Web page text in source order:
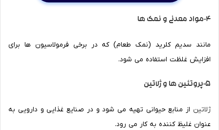
4-مواد معدنی و نمک ها
مانند سدیم کلرید (نمک طعام) که در برخی فرمولاسیون ها برای
افزایش غلظت استفاده می شود.
5-پروتئین ها و ژلاتین
ژلاتین از منابع حیوانی تهیه می شود و در صنایع غذایی و دارویی به
عنوان غلیظ کننده به کار می رود.